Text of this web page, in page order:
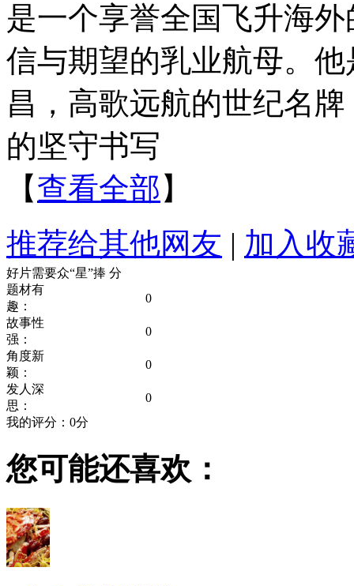
是一个享誉全国飞升海
信与期望的乳业航母。
昌，高歌远航的世纪名
的坚守书写
【查看全部 】
推荐给其他网友 | 加入收
好片需要众“星”捧 分
题材有
趣：
0
故事性
强：
0
角度新
颖：
0
发人深
思：
0
我的评分： 0分
您可能还喜欢：